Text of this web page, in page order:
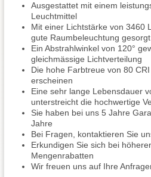
Ausgestattet mit einem
Leuchtmittel
Mit einer Lichtstärke von 3460
gute Raumbeleuchtung gesorgt
Ein Abstrahlwinkel von 120°
gleichmässige Lichtverteilung
Die hohe Farbtreue von 80
erscheinen
Eine sehr lange Lebensdauer
unterstreicht die hochwertige
Sie haben bei uns 5 Jahre
Jahre
Bei Fragen, kontaktieren Sie
Erkundigen Sie sich bei
Mengenrabatten
Wir freuen uns auf Ihre